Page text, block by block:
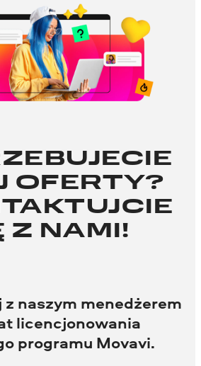
OFERTY?
Z NAMI!
z naszym menedżerem
licencjonowania
programu Movavi.